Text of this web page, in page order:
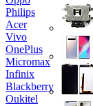
Philips
Acer
Vivo
OnePlus
Micromax
Infinix
Blackberry
Oukitel